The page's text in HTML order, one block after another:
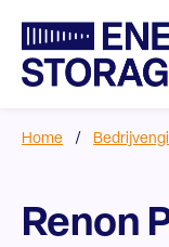
Home /
Renon